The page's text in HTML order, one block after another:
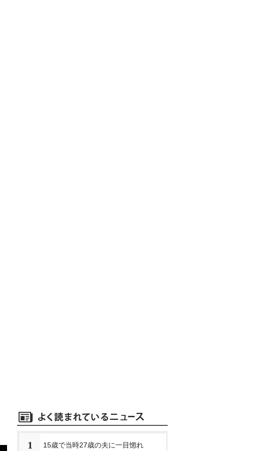
1 15歳で当時27歳の夫に一目惚れ